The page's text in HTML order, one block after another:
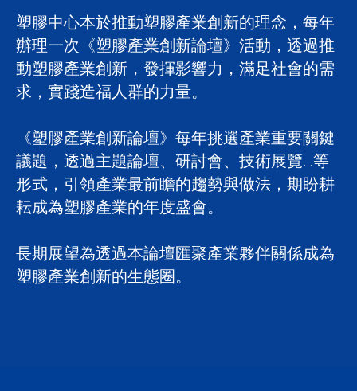
塑膠中心本於推動塑膠產業創新的理念，每年
辦理一次《塑膠產業創新論壇》活動，透過推
動塑膠產業創新，發揮影響力，滿足社會的需
求，實踐造福人群的力量。
《塑膠產業創新論壇》每年挑選產業重要關鍵
議題，透過主題論壇、研討會、技術展覽…等
形式，引領產業最前瞻的趨勢與做法，期盼耕
耘成為塑膠產業的年度盛會。
長期展望為透過本論壇匯聚產業夥伴關係成為
塑膠產業創新的生態圈。